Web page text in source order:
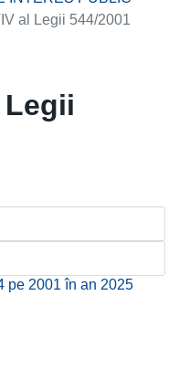
al Legii 544/2001
Legii
pe 2001 în an 2025